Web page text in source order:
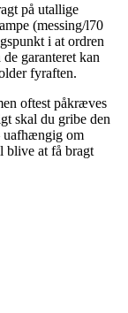
på utallige
(messing/l70
i at ordren
garanteret kan
fyraften.
oftest påkræves
skal du gribe den
uafhængig om
blive at få bragt